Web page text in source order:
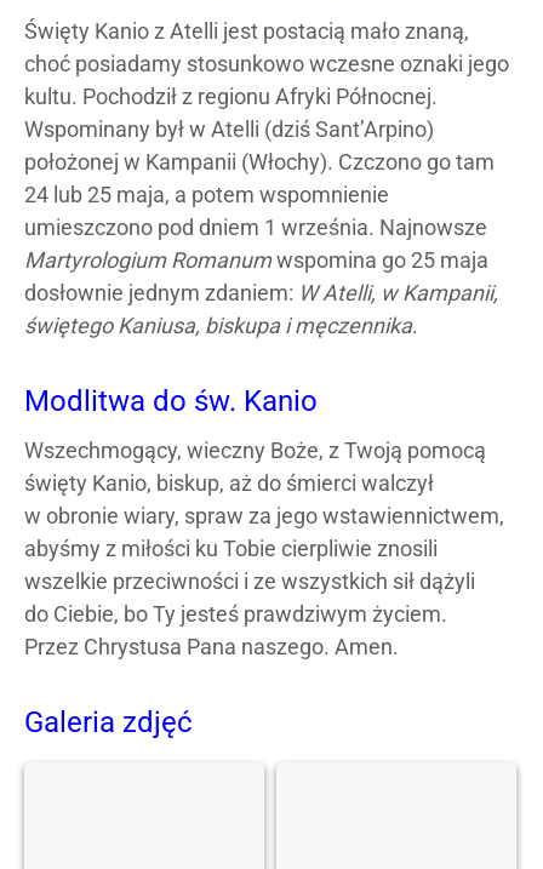
Święty Kanio z Atelli jest postacią mało znaną,
choć posiadamy stosunkowo wczesne oznaki jego
kultu. Pochodził z regionu Afryki Północnej.
Wspominany był w Atelli (dziś Sant’Arpino)
położonej w Kampanii (Włochy). Czczono go tam
24 lub 25 maja, a potem wspomnienie
umieszczono pod dniem 1 września. Najnowsze
Martyrologium Romanumwspomina go 25 maja
dosłownie jednym zdaniem: W Atelli, w Kampanii,
świętego Kaniusa, biskupa i męczennika.
Modlitwa do św. Kanio
Wszechmogący, wieczny Boże, z Twoją pomocą
święty Kanio, biskup, aż do śmierci walczył
w obronie wiary, spraw za jego wstawiennictwem,
abyśmy z miłości ku Tobie cierpliwie znosili
wszelkie przeciwności i ze wszystkich sił dążyli
do Ciebie, bo Ty jesteś prawdziwym życiem.
Przez Chrystusa Pana naszego. Amen.
Galeria zdjęć